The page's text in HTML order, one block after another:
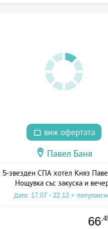
виж офертата
Павел Баня
5-звезден СПА хотел Княз
Нощувка със закуска и
Дата: 17.07 - 22.12 +
66